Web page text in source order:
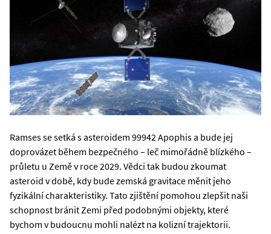
Ramses se setká s asteroidem 99942 Apophis a bude jej
doprovázet během bezpečného – leč mimořádně blízkého –
průletu u Země v roce 2029. Vědci tak budou zkoumat
asteroid v době, kdy bude zemská gravitace měnit jeho
fyzikální charakteristiky. Tato zjištění pomohou zlepšit naši
schopnost bránit Zemi před podobnými objekty, které
bychom v budoucnu mohli nalézt na kolizní trajektorii.